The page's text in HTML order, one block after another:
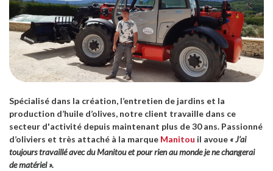
Spécialisé dans la création, l’entretien de jardins et la
production d’huile d’olives, notre client travaille dans ce
secteur d'activité depuis maintenant plus de 30 ans. Passionné
d’oliviers et très attaché à la marque Manitou il avoue « J’ai
toujours travaillé avec du Manitou et pour rien au monde je ne changerai
de matériel ».